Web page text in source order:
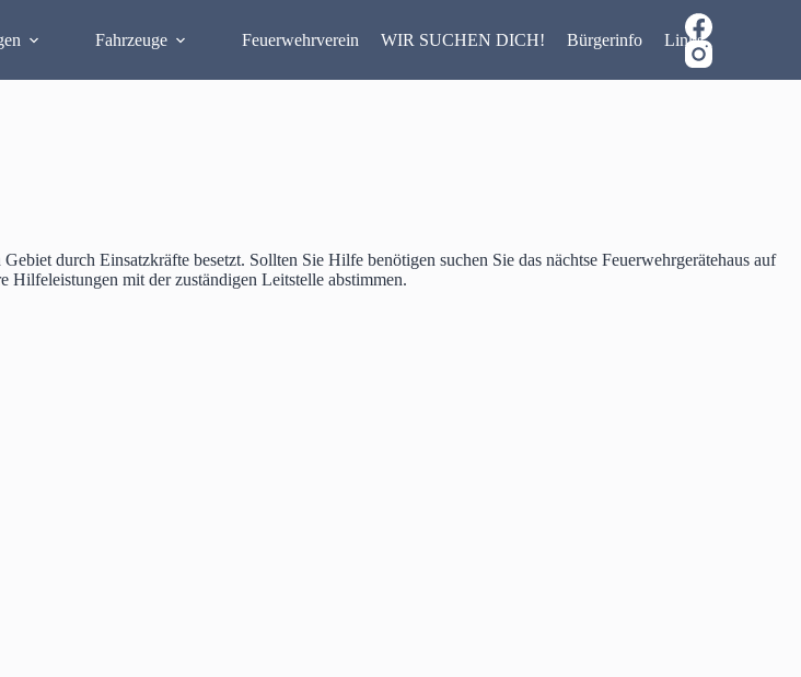
Fahrzeuge Feuerwehrverein WIR SUCHEN DICH! Bürgerinfo Links
durch Einsatzkräfte besetzt. Sollten Sie Hilfe benötigen suchen Sie das nächtse Feuerwehrgerätehaus auf
Hilfeleistungen mit der zuständigen Leitstelle abstimmen.